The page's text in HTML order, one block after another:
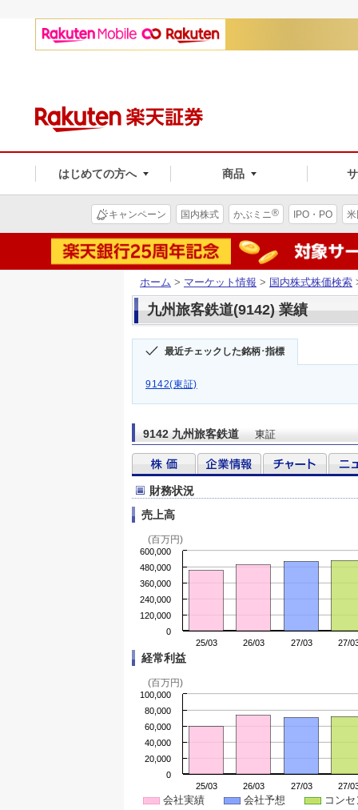
はじめての方へ 商品
キャンペーン 国内株式 かぶミニ® IPO・PO
ホーム > マーケット情報 > 国内株式株価検索
九州旅客鉄道(9142) 業績
最近チェックした銘柄･指標
9142(東証)
9142 九州旅客鉄道 東証